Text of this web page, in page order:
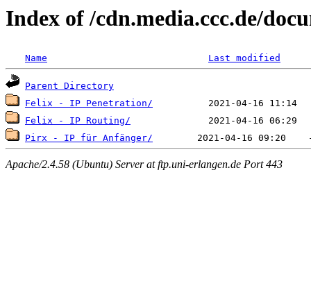
Index of /cdn.media.ccc.de/
Name Last modified
Parent Directory
Felix - IP Penetration/
Felix - IP Routing/
Pirx - IP für Anfänger/
Apache/2.4.58 (Ubuntu) Server at ftp.uni-erlangen.de Port 443